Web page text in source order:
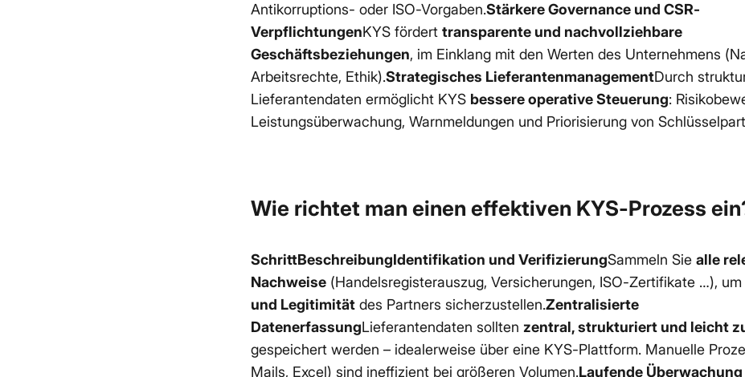
Antikorruptions- oder ISO-Vorgaben.Stärkere Governance und CSR-
VerpflichtungenKYS fördert transparente und nachvollziehbare
Geschäftsbeziehungen, im Einklang mit den Werten des Unternehmens
Arbeitsrechte, Ethik).Strategisches LieferantenmanagementDurch
Lieferantendaten ermöglicht KYS bessere operative Steuerung:
Leistungsüberwachung, Warnmeldungen und Priorisierung von
Wie richtet man einen effektiven KYS-Prozess
SchrittBeschreibungIdentifikation und VerifizierungSammeln Sie alle
Nachweise (Handelsregisterauszug, Versicherungen, ISO-Zertifikate …), um
und Legitimität des Partners sicherzustellen.Zentralisierte
DatenerfassungLieferantendaten sollten zentral, strukturiert und leicht
gespeichert werden – idealerweise über eine KYS-Plattform. Manuelle
Mails, Excel) sind ineffizient bei größeren Volumen.Laufende